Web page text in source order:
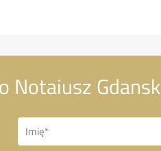
Notaiusz Gdansk